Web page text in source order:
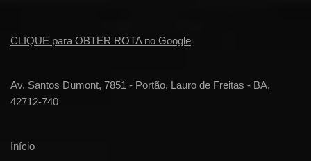
CLIQUE para OBTER ROTA no Google
Av. Santos Dumont, 7851 - Portão, Lauro de Freitas - BA,
42712-740
Início